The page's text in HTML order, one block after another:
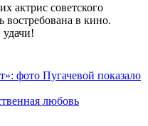
актрис советского
востребована в кино.
фото Пугачевой показало
любовь